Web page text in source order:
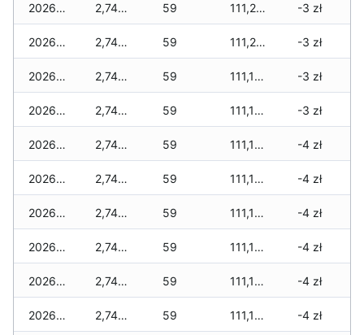
2026-03-22 2,745 zł 59 111,280 zł -3 zł
2026-03-21 2,745 zł 59 111,265 zł -3 zł
2026-03-20 2,745 zł 59 111,165 zł -3 zł
2026-03-19 2,745 zł 59 111,150 zł -3 zł
2026-03-18 2,745 zł 59 111,150 zł -4 zł
2026-03-17 2,745 zł 59 111,150 zł -4 zł
2026-03-16 2,745 zł 59 111,150 zł -4 zł
2026-03-15 2,745 zł 59 111,150 zł -4 zł
2026-03-14 2,745 zł 59 111,105 zł -4 zł
2026-03-13 2,745 zł 59 111,105 zł -4 zł